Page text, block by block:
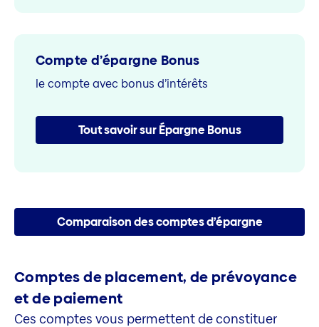
Compte d’épargne Bonus
le compte avec bonus d’intérêts
Tout savoir sur Épargne Bonus
Comparaison des comptes d’épargne
Comptes de placement, de prévoyance
et de paiement
Ces comptes vous permettent de constituer